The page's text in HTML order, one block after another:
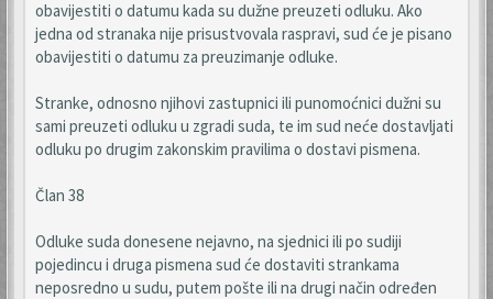
obavijestiti o datumu kada su dužne preuzeti odluku. Ako
jedna od stranaka nije prisustvovala raspravi, sud će je pisano
obavijestiti o datumu za preuzimanje odluke.
Stranke, odnosno njihovi zastupnici ili punomoćnici dužni su
sami preuzeti odluku u zgradi suda, te im sud neće dostavljati
odluku po drugim zakonskim pravilima o dostavi pismena.
Član 38
Odluke suda donesene nejavno, na sjednici ili po sudiji
pojedincu i druga pismena sud će dostaviti strankama
neposredno u sudu, putem pošte ili na drugi način određen